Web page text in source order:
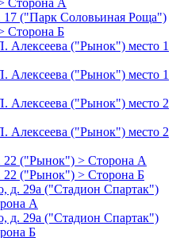
Сторона А
17 ("Парк Соловьиная Роща")
Сторона Б
Алексеева ("Рынок") место 1
Алексеева ("Рынок") место 1
Алексеева ("Рынок") место 2
Алексеева ("Рынок") место 2
22 ("Рынок") > Сторона А
22 ("Рынок") > Сторона Б
д. 29а ("Стадион Спартак")
А
д. 29а ("Стадион Спартак")
Б